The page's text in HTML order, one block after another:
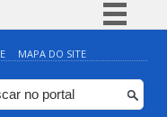
Simplifique!
Comunica BR
Participe
MAPA DO SITE